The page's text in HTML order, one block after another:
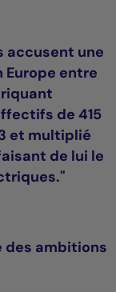
accusent une
entre
de 415
et multiplié
de lui le
des ambitions